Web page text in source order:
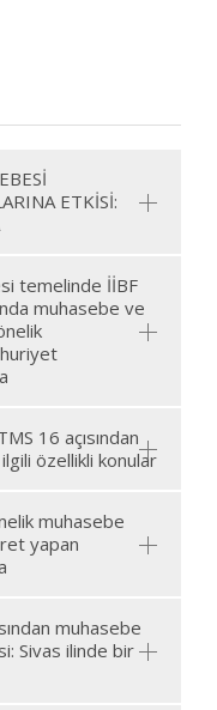
ETKİSİ:
temelinde İİBF
muhasebe ve
16 açısından
özellikli konular
muhasebe
yapan
muhasebe
Sivas ilinde bir